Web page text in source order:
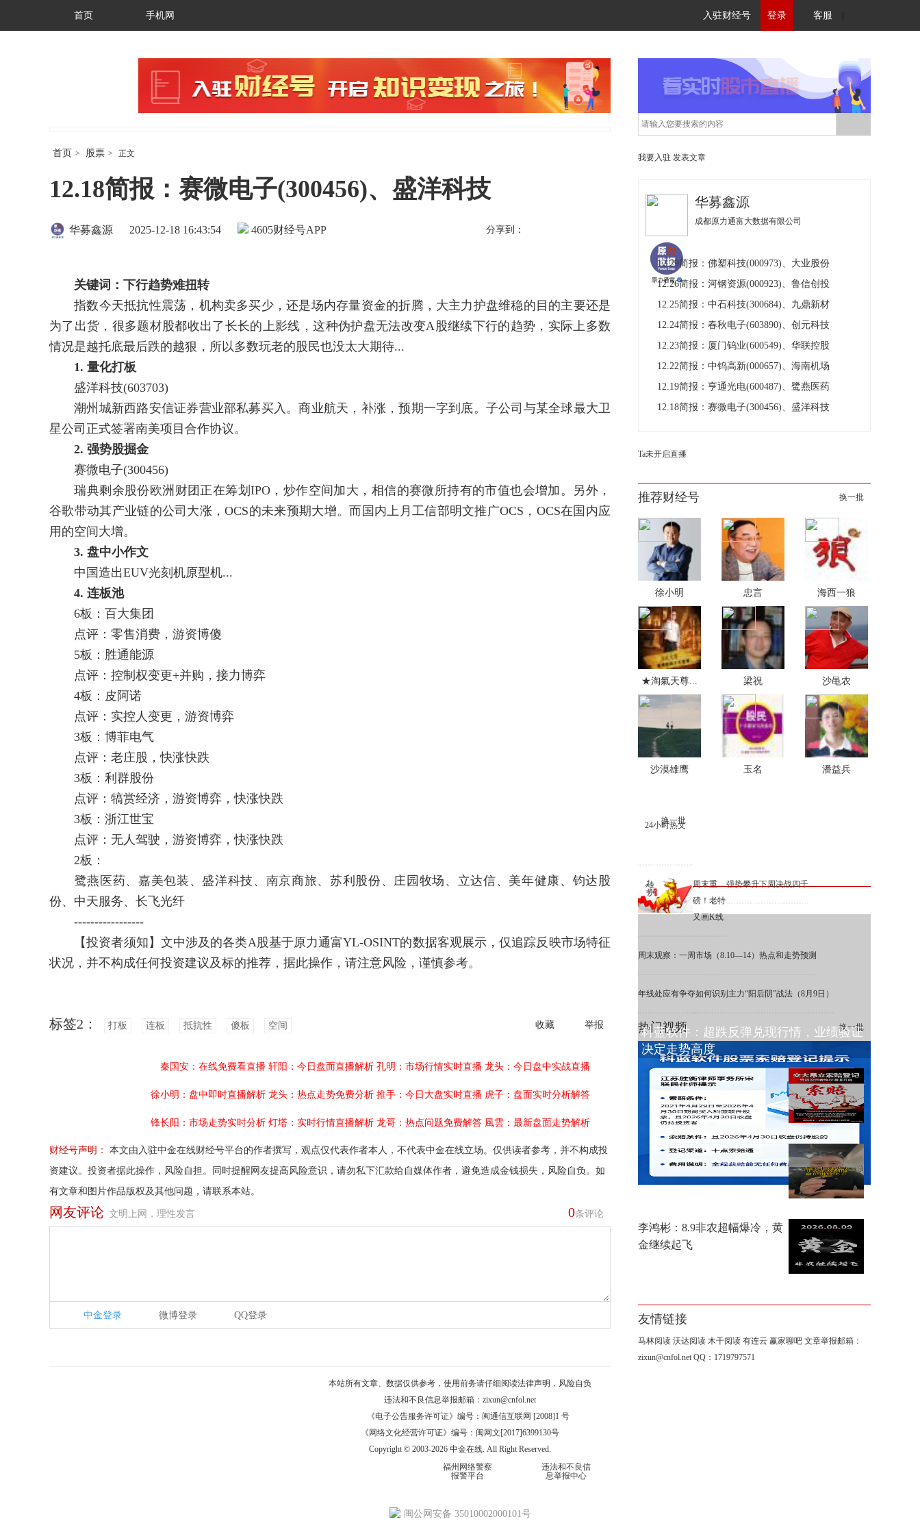
首页 手机网 入驻财经号 登录 客服
首页 > 股票 > 正文
12.18简报：赛微电子(300456)、盛洋科技
财经号APP
华募鑫源 2025-12-18 16:43:54 4605 分享到：
关键词：下行趋势难扭转
指数今天抵抗性震荡，机构卖多买少，还是场内存量资金的折腾，大主力护盘维稳的目的主要还是
为了出货，很多题材股都收出了长长的上影线，这种伪护盘无法改变A股继续下行的趋势，实际上多数
情况是越托底最后跌的越狠，所以多数玩老的股民也没太大期待...
1. 量化打板
盛洋科技(603703)
潮州城新西路安信证券营业部私募买入。商业航天，补涨，预期一字到底。子公司与某全球最大卫
星公司正式签署南美项目合作协议。
2. 强势股掘金
赛微电子(300456)
瑞典剩余股份欧洲财团正在筹划IPO，炒作空间加大，相信的赛微所持有的市值也会增加。另外，
谷歌带动其产业链的公司大涨，OCS的未来预期大增。而国内上月工信部明文推广OCS，OCS在国内应
用的空间大增。
3. 盘中小作文
中国造出EUV光刻机原型机...
4. 连板池
6板：百大集团
点评：零售消费，游资博傻
5板：胜通能源
点评：控制权变更+并购，接力博弈
4板：皮阿诺
点评：实控人变更，游资博弈
3板：博菲电气
点评：老庄股，快涨快跌
3板：利群股份
点评：犒赏经济，游资博弈，快涨快跌
3板：浙江世宝
点评：无人驾驶，游资博弈，快涨快跌
2板：
鹭燕医药、嘉美包装、盛洋科技、南京商旅、苏利股份、庄园牧场、立达信、美年健康、钧达股
份、中天服务、长飞光纤
-----------------
【投资者须知】文中涉及的各类A股基于原力通富YL-OSINT的数据客观展示，仅追踪反映市场特征
状况，并不构成任何投资建议及标的推荐，据此操作，请注意风险，谨慎参考。
收藏 举报
标签2： 打板 连板 抵抗性 傻板 空间
秦国安：在线免费看直播 轩阳：今日盘面直播解析 孔明：市场行情实时直播 龙头：今日盘中实战直播
徐小明：盘中即时直播解析 龙头：热点走势免费分析 推手：今日大盘实时直播 虎子：盘面实时分析解答
锋长阳：市场走势实时分析 灯塔：实时行情直播解析 龙哥：热点问题免费解答 風雲：最新盘面走势解析
财经号声明：
本文由入驻中金在线财经号平台的作者撰写，观点仅代表作者本人，不代表中金在线立场。仅供读者参考，并不构成投
资建议。投资者据此操作，风险自担。同时提醒网友提高风险意识，请勿私下汇款给自媒体作者，避免造成金钱损失，风险自负。如
有文章和图片作品版权及其他问题，请联系本站。
0条评论
网友评论 文明上网，理性发言
中金登录 微博登录 QQ登录
我要入驻 发表文章
华募鑫源
成都原力通富大数据有限公司
12.29简报：佛塑科技(000973)、大业股份
12.26简报：河钢资源(000923)、鲁信创投
12.25简报：中石科技(300684)、九鼎新材
12.24简报：春秋电子(603890)、创元科技
12.23简报：厦门钨业(600549)、华联控股
12.22简报：中钨高新(000657)、海南机场
12.19简报：亨通光电(600487)、鹭燕医药
12.18简报：赛微电子(300456)、盛洋科技
Ta未开启直播
推荐财经号 换一批
徐小明 忠言 海西一狼
★淘氣天尊... 梁祝 沙黾农
沙漠雄鹰 玉名 潘益兵
24小时热文
换一批
周末重
磅！老特
又画K线
强势攀升下周决战四千
周末观察：一周市场（8.10—14）热点和走势预测
年线处应有争夺如何识别主力“阳后阴”战法（8月9日）
热门视频 换一批
科蓝软件：超跌反弹兑现行情，业绩验证
决定走势高度
ST 交大昂立：利空出清，困境
之下重估价值
8月9日复盘，非农不及预期，
金价大涨！
李鸿彬：8.9非农超幅爆冷，黄
金继续起飞
友情链接
马林阅读 沃达阅读 木千阅读 有连云 赢家聊吧 文章举报邮箱：
zixun@cnfol.net QQ：1719797571
本站所有文章、数据仅供参考，使用前务请仔细阅读法律声明 ，风险自负
违法和不良信息举报邮箱： zixun@cnfol.net
《电子公告服务许可证》编号：闽通信互联网 [2008]1 号
《网络文化经营许可证》编号：闽网文[2017]6399130号
Copyright © 2003-2026 中金在线. All Right Reserved.
福州网络警察
报警平台
违法和不良信
息举报中心
闽公网安备 35010002000101号